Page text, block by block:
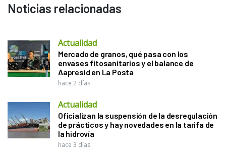
Noticias relacionadas
Actualidad
Mercado de granos, qué pasa con los
envases fitosanitarios y el balance de
Aapresid en La Posta
hace 2 días
Actualidad
Oficializan la suspensión de la desregulación
de prácticos y hay novedades en la tarifa de
la hidrovía
hace 3 días